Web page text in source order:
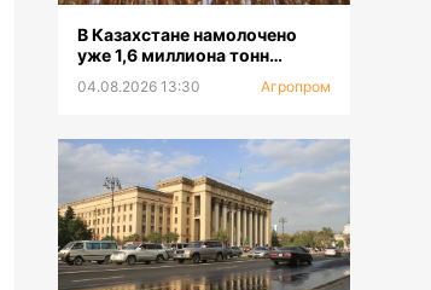
В Казахстане намолочено
уже 1,6 миллиона тонн
04.08.2026 13:30 Агропром